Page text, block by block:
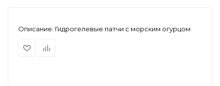
Описание: Гидрогелевые патчи с морским огурцом